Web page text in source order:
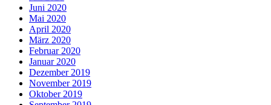
Juni 2020
Mai 2020
April 2020
März 2020
Februar 2020
Januar 2020
Dezember 2019
November 2019
Oktober 2019